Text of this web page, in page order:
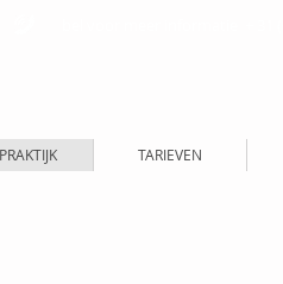
TARIEVEN